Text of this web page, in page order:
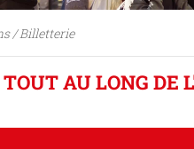
/ Billetterie
AU LONG DE